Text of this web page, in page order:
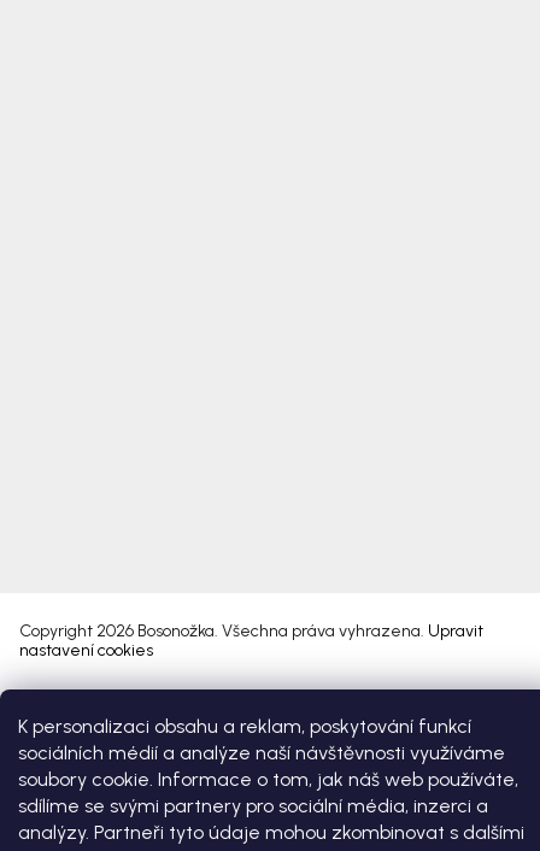
K personalizaci obsahu a reklam, poskytování funkcí
sociálních médií a analýze naší návštěvnosti využíváme
soubory cookie. Informace o tom, jak náš web používáte,
sdílíme se svými partnery pro sociální média, inzerci a
analýzy. Partneři tyto údaje mohou zkombinovat s dalšími
Copyright 2026 Bosonožka. Všechna práva vyhrazena. Upravit
nastavení cookies